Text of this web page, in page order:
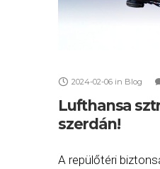
2024-02-06 in Blog
Lufthansa
szerdán!
A repülőtéri